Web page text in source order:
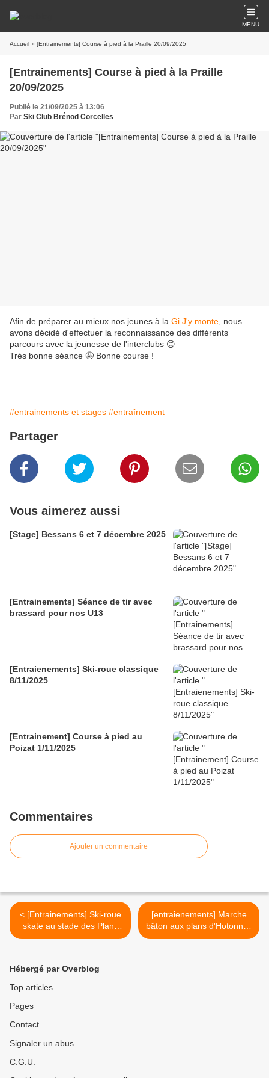
MENU
Accueil » [Entrainements] Course à pied à la Praille 20/09/2025
[Entrainements] Course à pied à la Praille
20/09/2025
Publié le 21/09/2025 à 13:06
Par Ski Club Brénod Corcelles
Afin de préparer au mieux nos jeunes à la Gi J'y monte , nous
avons décidé d'effectuer la reconnaissance des différents
parcours avec la jeunesse de l'interclubs 😊
Très bonne séance 🤩 Bonne course !
#entrainements et stages #entraînement
Partager
Vous aimerez aussi
[Stage] Bessans 6 et 7 décembre 2025
[Entrainements] Séance de tir avec
brassard pour nos U13
[Entraienements] Ski-roue classique
8/11/2025
[Entrainement] Course à pied au
Poizat 1/11/2025
Commentaires
Ajouter un commentaire
< [Entrainements] Ski-roue
skate au stade des Plans
13/09/2025
[entraienements] Marche
bâton aux plans d'Hotonnes
27/09/2025 >
Hébergé par Overblog
Top articles
Pages
Contact
Signaler un abus
C.G.U.